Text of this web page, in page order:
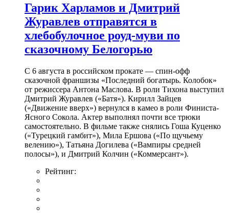
Гарик Харламов и Дмитрий
Журавлев отправятся в
хлебобулочное роуд-муви по
сказочному Белогорью
С 6 августа в российском прокате — спин-офф
сказочной франшизы «Последний богатырь. Колобок»
от режиссера Антона Маслова. В роли Тихона выступил
Дмитрий Журавлев («Батя»). Кирилл Зайцев
(«Движение вверх») вернулся в камео в роли Финиста-
Ясного Сокола. Актер выполнял почти все трюки
самостоятельно. В фильме также снялись Гоша Куценко
(«Турецкий гамбит»), Мила Ершова («По щучьему
велению»), Татьяна Догилева («Вампиры средней
полосы»), и Дмитрий Колчин («Коммерсант»).
Рейтинг: